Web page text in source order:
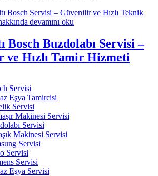
Bosch Servisi – Güvenilir ve Hızlı Teknik
devamını oku
Bosch Buzdolabı Servisi –
ve Hızlı Tamir Hizmeti
Servisi
Eşya Tamircisi
Servisi
Makinesi Servisi
Servisi
Makinesi Servisi
Servisi
Servisi
Servisi
Eşya Servisi